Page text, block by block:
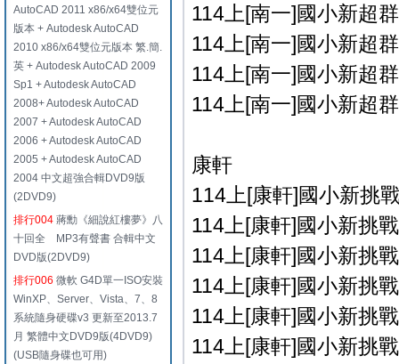
AutoCAD 2011 x86/x64雙位元
版本 + Autodesk AutoCAD
2010 x86/x64雙位元版本 繁.簡.
英 + Autodesk AutoCAD 2009
Sp1 + Autodesk AutoCAD
2008+ Autodesk AutoCAD
2007 + Autodesk AutoCAD
2006 + Autodesk AutoCAD
2005 + Autodesk AutoCAD
2004 中文超強合輯DVD9版
(2DVD9)
排行004 蔣勳《細說紅樓夢》八
十回全 MP3有聲書 合輯中文
DVD版(2DVD9)
排行006 微軟 G4D單一ISO安裝
WinXP、Server、Vista、7、8
系統隨身硬碟v3 更新至2013.7
月 繁體中文DVD9版(4DVD9)
(USB隨身碟也可用)
114上[南一]國小新超
114上[南一]國小新超
114上[南一]國小新超
114上[南一]國小新超
康軒
114上[康軒]國小新挑
114上[康軒]國小新挑
114上[康軒]國小新挑
114上[康軒]國小新挑
114上[康軒]國小新挑
114上[康軒]國小新挑